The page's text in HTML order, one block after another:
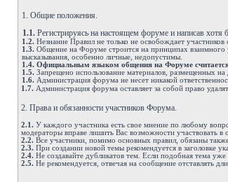
1. Общие положения.
1.1. Регистрируясь на настоящем форуме и написав
1.2. Незнание Правил не только не освобождает
1.3. Общение на Форуме строится на принципах взаимного
высказывания, особенно личные, недопустимы.
1.4. Официальным языком общения на Форуме считается
1.5. Запрещено использование материалов, размещенных
1.6. Администрация форума не несет никакой
1.7. Администрация форума оставляет за собой право
2. Права и обязанности участников Форума.
2.1. У каждого участника есть свое мнение по любому
модераторы вправе лишить Вас возможности участвовать в
2.2. Все участники, помимо основных правил, обязаны
2.3. При создании новой темы рекомендуется в заголовке
2.4. Не создавайте дубликатов тем. Если подобная тема
2.5. Не рекомендуется, отвечая на сообщение отставлять